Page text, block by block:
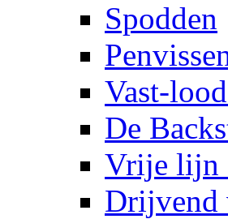
Spodden
Vast-
De
Vrije lijn
Drijvend